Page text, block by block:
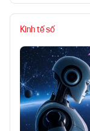
Kinh tế số